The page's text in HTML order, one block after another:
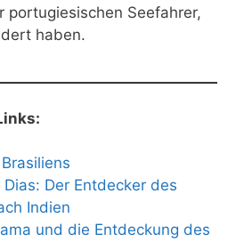
portugiesischen Seefahrer,
haben.
Der Entdecker des
Indien
und die Entdeckung des